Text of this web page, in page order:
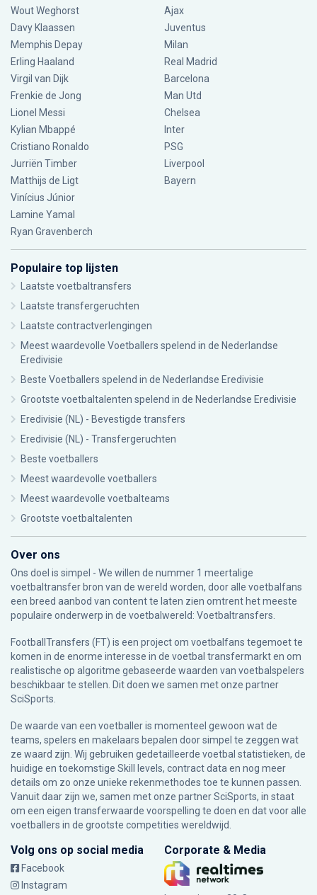
Wout Weghorst
Davy Klaassen
Memphis Depay
Erling Haaland
Virgil van Dijk
Frenkie de Jong
Lionel Messi
Kylian Mbappé
Cristiano Ronaldo
Jurriën Timber
Matthijs de Ligt
Vinícius Júnior
Lamine Yamal
Ryan Gravenberch
Ajax
Juventus
Milan
Real Madrid
Barcelona
Man Utd
Chelsea
Inter
PSG
Liverpool
Bayern
Populaire top lijsten
Laatste voetbaltransfers
Laatste transfergeruchten
Laatste contractverlengingen
Meest waardevolle Voetballers spelend in de Nederlandse
Eredivisie
Beste Voetballers spelend in de Nederlandse Eredivisie
Grootste voetbaltalenten spelend in de Nederlandse Eredivisie
Eredivisie (NL) - Bevestigde transfers
Eredivisie (NL) - Transfergeruchten
Beste voetballers
Meest waardevolle voetballers
Meest waardevolle voetbalteams
Grootste voetbaltalenten
Over ons
Ons doel is simpel - We willen de nummer 1 meertalige
voetbaltransfer bron van de wereld worden, door alle voetbalfans
een breed aanbod van content te laten zien omtrent het meeste
populaire onderwerp in de voetbalwereld: Voetbaltransfers.
FootballTransfers (FT) is een project om voetbalfans tegemoet te
komen in de enorme interesse in de voetbal transfermarkt en om
realistische op algoritme gebaseerde waarden van voetbalspelers
beschikbaar te stellen. Dit doen we samen met onze partner
SciSports
De waarde van een voetballer is momenteel gewoon wat de
teams, spelers en makelaars bepalen door simpel te zeggen wat
ze waard zijn. Wij gebruiken gedetailleerde voetbal statistieken, de
huidige en toekomstige Skill levels, contract data en nog meer
details om zo onze unieke rekenmethodes toe te kunnen passen.
Vanuit daar zijn we, samen met onze partner SciSports, in staat
om een eigen transferwaarde voorspelling te doen en dat voor alle
voetballers in de grootste competities wereldwijd.
Volg ons op social media
Facebook
Instagram
Corporate & Media